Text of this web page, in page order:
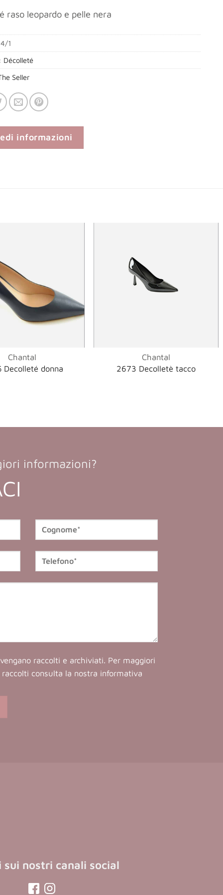
raso leopardo e pelle nera
1
Décolleté
Seller
informazioni
Chantal
Decolleté donna
Chantal
2673 Decolletè tacco
informazioni?
raccolti e archiviati. Per maggiori
consulta la nostra informativa
sui nostri canali social